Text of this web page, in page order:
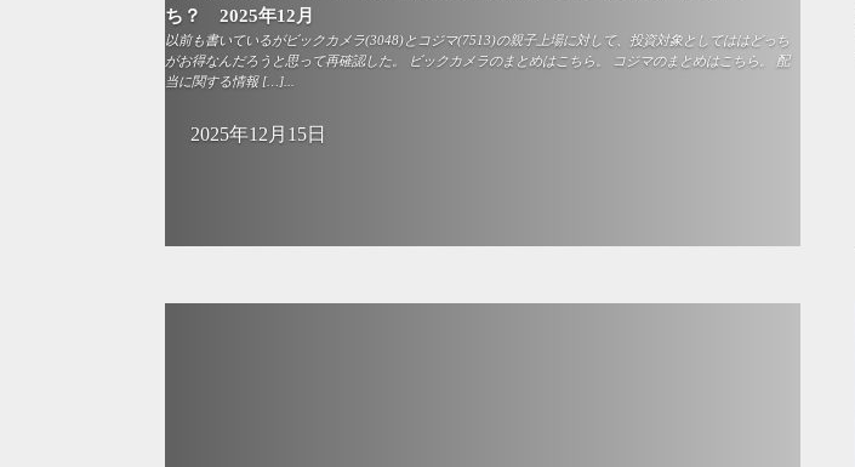
ち？ 2025年12月
以前も書いているがビックカメラ(3048)とコジマ(7513)の親子上場に対して、投資対象としてははどっち
がお得なんだろうと思って再確認した。 ビックカメラのまとめはこちら。 コジマのまとめはこちら。 配
当に関する情報 […]...
2025年12月15日